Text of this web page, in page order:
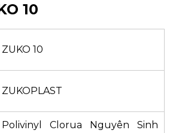
10
ZUKO 10
ZUKOPLAST
Polivinyl Clorua Nguyên Sinh